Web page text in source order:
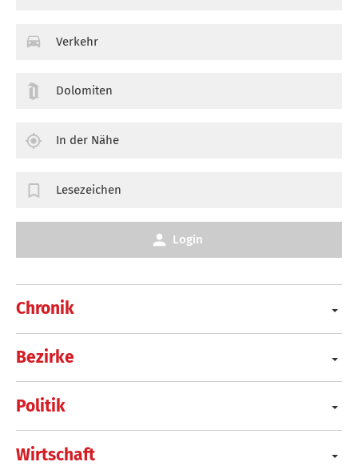
Chronik
Bezirke
Politik
Wirtschaft
Verkehr
Dolomiten
In der Nähe
Lesezeichen
Login